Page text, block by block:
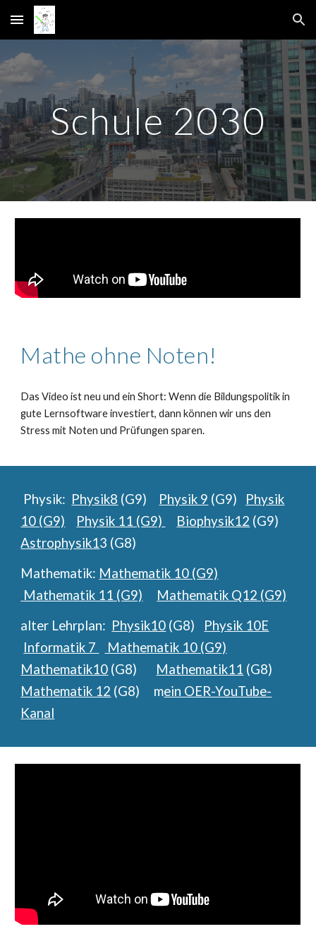
Skip to main content Skip to navigation
Schule 2030
Mathe ohne Noten!
Das Video ist neu und ein Short: Wenn die Bildungspolitik in
gute Lernsoftware investiert, dann können wir uns den
Stress mit Noten und Prüfungen sparen.
Physik: Physik8 (G9) Physik 9 (G9) Physik
10 (G9)
Physik 11 (G9) Biophysik12 (G9)
Astrophysik13 (G8)
Mathematik: Mathematik 10 (G9)
Mathematik 11 (G9)
Mathematik Q12 (G9)
alter Lehrplan: Physik10 (G8)
Physik 10E
Informatik 7
Mathematik 10 (G9)
Mathematik10 (G8) Mathematik11 (G8)
Mathematik 12 (G8) mein OER-YouTube-
Kanal